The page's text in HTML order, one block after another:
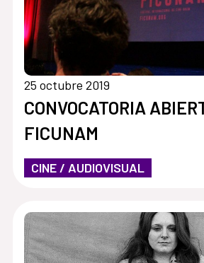
25 octubre 2019
CONVOCATORIA
FICUNAM
CINE / AUDIOVISUAL